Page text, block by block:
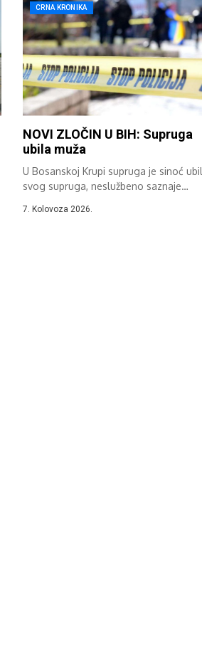
CRNA KRONIKA
NOVI ZLOČIN U BIH: Supruga
ubila muža
U Bosanskoj Krupi supruga je sinoć
svog supruga, neslužbeno saznaje
7. Kolovoza 2026.